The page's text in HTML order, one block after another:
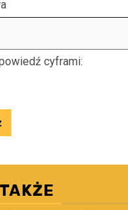
cyframi: